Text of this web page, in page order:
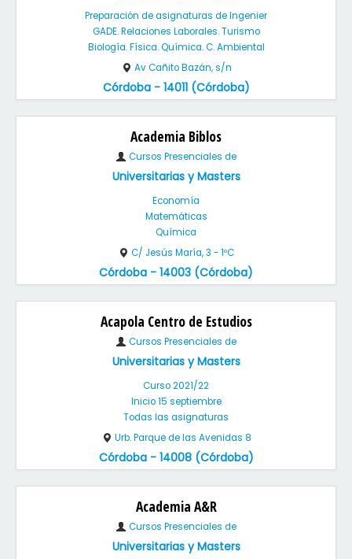
Preparación de asignaturas de Ingenier
GADE. Relaciones Laborales. Turismo
Biología. Física. Química. C. Ambiental
Av Cañito Bazán, s/n
Córdoba - 14011 (Córdoba)
Academia Biblos
Cursos Presenciales de
Universitarias y Masters
Economía
Matemáticas
Química
C/ Jesús María, 3 - 1ºC
Córdoba - 14003 (Córdoba)
Acapola Centro de Estudios
Cursos Presenciales de
Universitarias y Masters
Curso 2021/22
Inicio 15 septiembre
Todas las asignaturas
Urb. Parque de las Avenidas 8
Córdoba - 14008 (Córdoba)
Academia A&R
Cursos Presenciales de
Universitarias y Masters